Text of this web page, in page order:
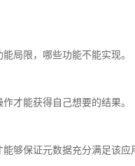
局限，哪些功能不能实现。
才能获得自己想要的结果。
够保证元数据充分满足该应